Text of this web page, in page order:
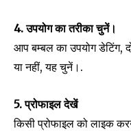
4. उपयोग का तरीका चुनें।
आप बम्बल का उपयोग डेटिंग,
या नहीं, यह चुनें।.
5. प्रोफाइल देखें
किसी प्रोफाइल को लाइक